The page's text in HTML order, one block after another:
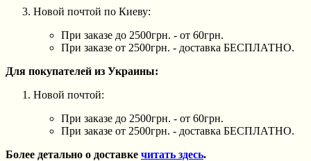
Новой почтой по Киеву:
При заказе до 2500грн. - от 60грн.
При заказе от 2500грн. - доставка БЕСПЛАТНО.
Для покупателей из Украины:
Новой почтой:
При заказе до 2500грн. - от 60грн.
При заказе от 2500грн. - доставка БЕСПЛАТНО.
Более детально о доставке читать здесь.